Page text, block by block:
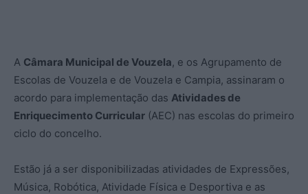
A Câmara Municipal de Vouzela, e os Agrupamento de
Escolas de Vouzela e de Vouzela e Campia, assinaram o
acordo para implementação das Atividades de
Enriquecimento Curricular (AEC) nas escolas do primeiro
ciclo do concelho.
Estão já a ser disponibilizadas atividades de Expressões,
Música, Robótica, Atividade Física e Desportiva e as